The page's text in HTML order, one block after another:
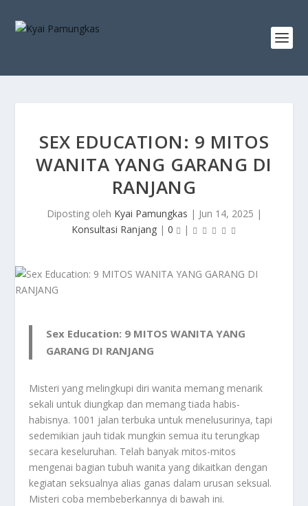
SEX EDUCATION: 9 MITOS
WANITA YANG GARANG DI
RANJANG
Diposting oleh Kyai Pamungkas | Jun 14, 2025 |
Konsultasi Ranjang| 0 |
Sex Education: 9 MITOS WANITA YANG
GARANG DI RANJANG
Misteri yang melingkupi diri wanita memang menarik
sekali untuk diungkap dan memang tiada habis-
habisnya. 1001 jalan terbuka untuk menelusurinya, tapi
sedemikian jauh tidak mungkin semua itu terungkap
secara keseluruhan. Telah banyak mitos-mitos
mengenai bagian tubuh wanita yang dikaitkan dengan
kegiatan seksualnya alias ganas dalam urusan seksual.
Misteri coba membeberkannya di bawah ini.